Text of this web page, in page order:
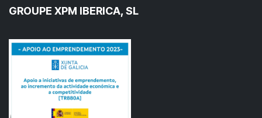
GROUPE XPM IBERICA, SL